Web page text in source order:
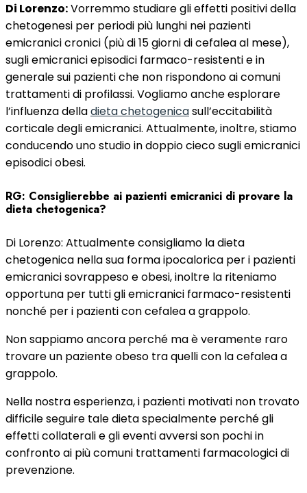
Di Lorenzo:Vorremmo studiare gli effetti positivi della
chetogenesi per periodi più lunghi nei pazienti
emicranici cronici (più di 15 giorni di cefalea al mese),
sugli emicranici episodici farmaco-resistenti e in
generale sui pazienti che non rispondono ai comuni
trattamenti di profilassi. Vogliamo anche esplorare
l’influenza delladieta chetogenicasull’eccitabilità
corticale degli emicranici. Attualmente, inoltre, stiamo
conducendo uno studio in doppio cieco sugli emicranici
episodici obesi.
RG: Consiglierebbe ai pazienti emicranici di provare la
dieta chetogenica?
Di Lorenzo: Attualmente consigliamo la dieta
chetogenica nella sua forma ipocalorica per i pazienti
emicranici sovrappeso e obesi, inoltre la riteniamo
opportuna per tutti gli emicranici farmaco-resistenti
nonché per i pazienti con cefalea a grappolo.
Non sappiamo ancora perché ma è veramente raro
trovare un paziente obeso tra quelli con la cefalea a
grappolo.
Nella nostra esperienza, i pazienti motivati non trovato
difficile seguire tale dieta specialmente perché gli
effetti collaterali e gli eventi avversi son pochi in
confronto ai più comuni trattamenti farmacologici di
prevenzione.